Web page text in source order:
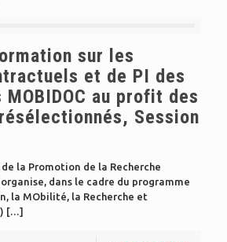
sur les
et de PI des
au profit des
Session
la Promotion de la Recherche
dans le cadre du programme
la MObilité, la Recherche et
[…]